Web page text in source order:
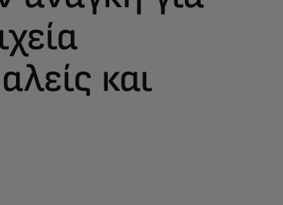
και